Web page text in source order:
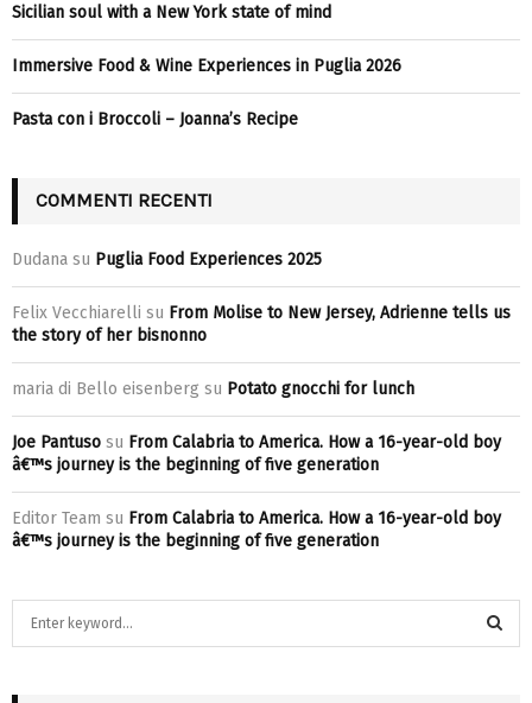
Sicilian soul with a New York state of mind
Immersive Food & Wine Experiences in Puglia 2026
Pasta con i Broccoli – Joanna’s Recipe
COMMENTI RECENTI
Dudana su Puglia Food Experiences 2025
Felix Vecchiarelli su From Molise to New Jersey, Adrienne tells us
the story of her bisnonno
maria di Bello eisenberg su Potato gnocchi for lunch
Joe Pantuso su From Calabria to America. How a 16-year-old boy
â€™s journey is the beginning of five generation
Editor Team su From Calabria to America. How a 16-year-old boy
â€™s journey is the beginning of five generation